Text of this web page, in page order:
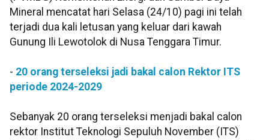
Mineral mencatat hari Selasa (24/10) pagi ini telah
terjadi dua kali letusan yang keluar dari kawah
Gunung Ili Lewotolok di Nusa Tenggara Timur.
- 20 orang terseleksi jadi bakal calon Rektor ITS
periode 2024-2029
Sebanyak 20 orang terseleksi menjadi bakal calon
rektor Institut Teknologi Sepuluh November (ITS)